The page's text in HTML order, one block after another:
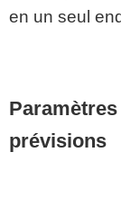
en un seul
prévisions